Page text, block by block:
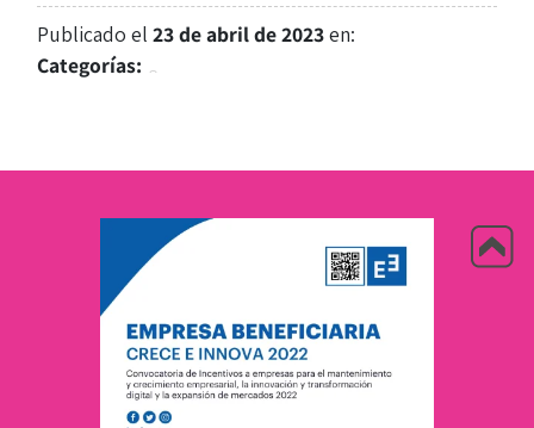
Publicado el23 de abril de 2023en:
Categorías: